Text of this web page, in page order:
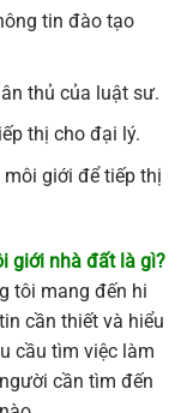
tin đào tạo
thủ của luật sư.
thị cho đại lý.
giới để tiếp thị
giới nhà đất là gì?
tôi mang đến hi
cần thiết và hiểu
cầu tìm việc làm
cần tìm đến